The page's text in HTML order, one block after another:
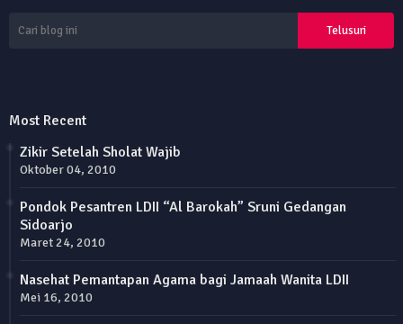
Most Recent
Zikir Setelah Sholat Wajib
Oktober 04, 2010
Pondok Pesantren LDII “Al Barokah” Sruni Gedangan
Sidoarjo
Maret 24, 2010
Nasehat Pemantapan Agama bagi Jamaah Wanita LDII
Mei 16, 2010